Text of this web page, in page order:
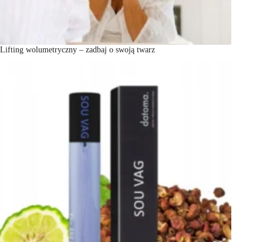
Lifting wolumetryczny – zadbaj o swoją twarz